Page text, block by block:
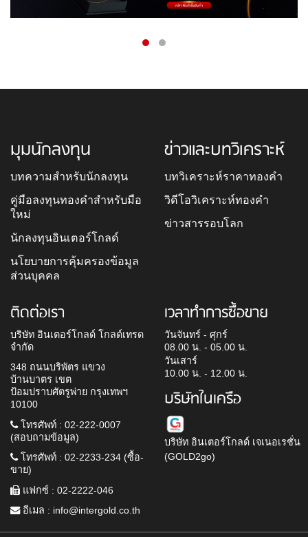
มุมนักลงทุน
บทความสำหรับนักลงทุน
คู่มือลงทุนทองคำสำหรับมือ
ใหม่
นักลงทุนอินเตอร์โกลด์
นโยบายการคุ้มครองข้อมูล
ส่วนบุคคล
ข่าวและบทวิเคราะห์
บทวิเคราะห์ราคาทองคำ
วิดีโอวิเคราะห์ทองคำ
ข่าวสารรอบโลก
ติดต่อเรา
บริษัท อินเตอร์โกลด์ โกลด์เทรด
จำกัด
348 ถนนบริพัตร แขวง
บ้านบาตร เขต
ป้อมปราบศัตรูพ่าย กรุงเทพฯ
10100
โทรศัพท์ : 02-222-0007
(สอบถามข้อมูล)
โทรศัพท์ : 02-2233-234 (ซื้อ-
ขาย)
แฟกซ์ : 02-2222-046
อีเมล : info@intergold.co.th
เวลาทำการซื้อขาย
วันจันทร์ - ศุกร์
08.00 น. - 05.00 น.
วันเสาร์
10.00 น. - 12.00 น.
บริษัทในเครือ
บริษัท อินเตอร์โกลด์ เจเนอเรชั่น
(GOLD2go)